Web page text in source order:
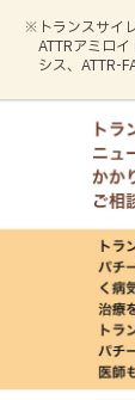
※トランスサイ
ATTRアミロ
シス、ATTR-